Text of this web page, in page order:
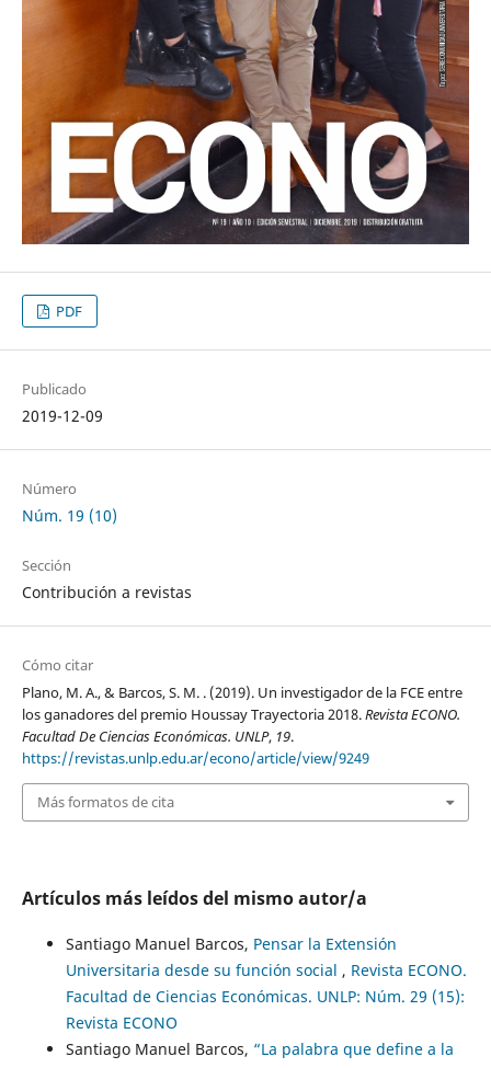
PDF
Publicado
2019-12-09
Número
Núm. 19 (10)
Sección
Contribución a revistas
Cómo citar
Plano, M. A., & Barcos, S. M. . (2019). Un investigador de la FCE entre
los ganadores del premio Houssay Trayectoria 2018.Revista ECONO.
Facultad De Ciencias Económicas. UNLP, 19.
https://revistas.unlp.edu.ar/econo/article/view/9249
Más formatos de cita
Artículos más leídos del mismo autor/a
Santiago Manuel Barcos, Pensar la Extensión
Universitaria desde su función social , Revista ECONO.
Facultad de Ciencias Económicas. UNLP: Núm. 29 (15):
Revista ECONO
Santiago Manuel Barcos, “La palabra que define a la